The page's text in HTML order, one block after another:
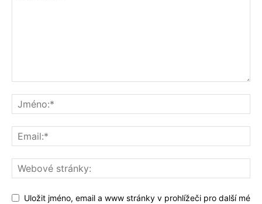
Uložit jméno, email a www stránky v prohlížeči pro další mé